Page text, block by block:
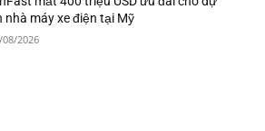
nhà máy xe điện tại Mỹ
08/2026